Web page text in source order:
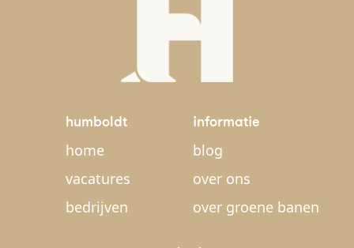
humboldt
home
vacatures
bedrijven
informatie
blog
over ons
over groene banen